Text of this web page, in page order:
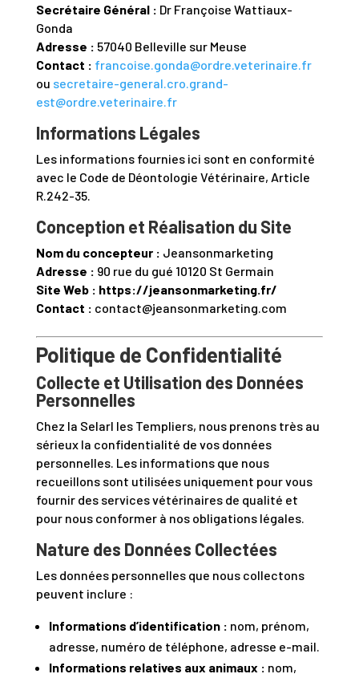
Secrétaire Général : Dr Françoise Wattiaux-
Gonda
Adresse : 57040 Belleville sur Meuse
Contact : francoise.gonda@ordre.veterinaire.fr
ou secretaire-general.cro.grand-
est@ordre.veterinaire.fr
Informations Légales
Les informations fournies ici sont en conformité
avec le Code de Déontologie Vétérinaire, Article
R.242-35.
Conception et Réalisation du Site
Nom du concepteur : Jeansonmarketing
Adresse : 90 rue du gué 10120 St Germain
Site Web : https://jeansonmarketing.fr/
Contact : contact@jeansonmarketing.com
Politique de Confidentialité
Collecte et Utilisation des Données
Personnelles
Chez la Selarl les Templiers, nous prenons très au
sérieux la confidentialité de vos données
personnelles. Les informations que nous
recueillons sont utilisées uniquement pour vous
fournir des services vétérinaires de qualité et
pour nous conformer à nos obligations légales.
Nature des Données Collectées
Les données personnelles que nous collectons
peuvent inclure :
Informations d’identification : nom, prénom,
adresse, numéro de téléphone, adresse e-mail.
Informations relatives aux animaux : nom,